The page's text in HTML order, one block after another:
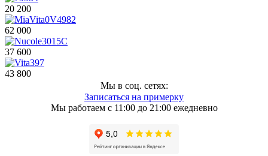
20 200
62 000
37 600
43 800
Мы в соц. сетях:
Записаться на примерку
Мы работаем с 11:00 до 21:00 ежедневно